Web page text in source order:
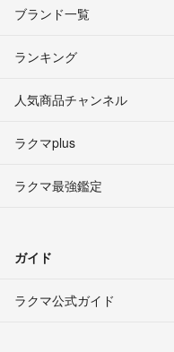
ブランド一覧
ランキング
人気商品チャンネル
ラクマplus
ラクマ最強鑑定
ガイド
ラクマ公式ガイド